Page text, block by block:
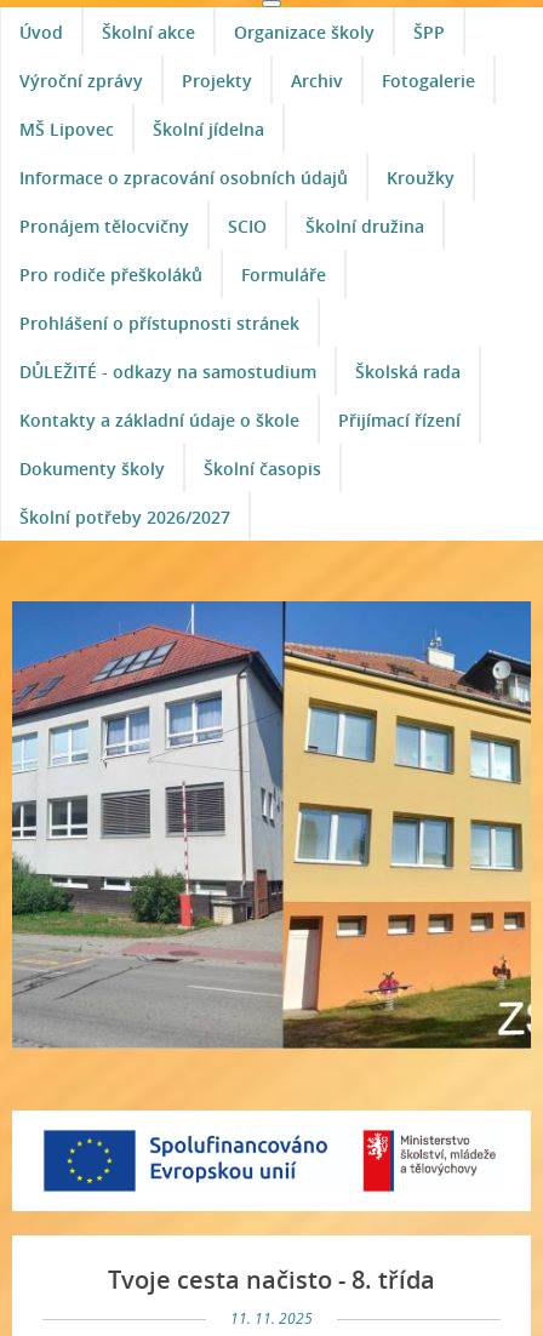
Úvod Školní akce Organizace školy ŠPP
Výroční zprávy Projekty Archiv Fotogalerie
MŠ Lipovec Školní jídelna
Informace o zpracování osobních údajů Kroužky
Pronájem tělocvičny SCIO Školní družina
Pro rodiče přeškoláků Formuláře
Prohlášení o přístupnosti stránek
DŮLEŽITÉ - odkazy na samostudium Školská rada
Kontakty a základní údaje o škole Přijímací řízení
Dokumenty školy Školní časopis
Školní potřeby 2026/2027
Tvoje cesta načisto - 8. třída
11. 11. 2025